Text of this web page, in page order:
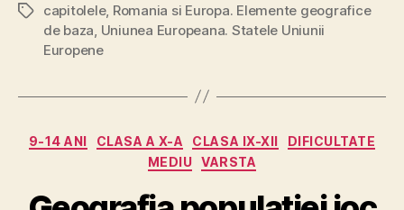
Etichetecapitolele, Romania si Europa. Elemente geografice
de baza Uniunea Europeana. Statele Uniunii
Europene
Categorii
9-14 ANI CLASA A X-A CLASA IX-XII
DIFICULTATE
MEDIU
VARSTA